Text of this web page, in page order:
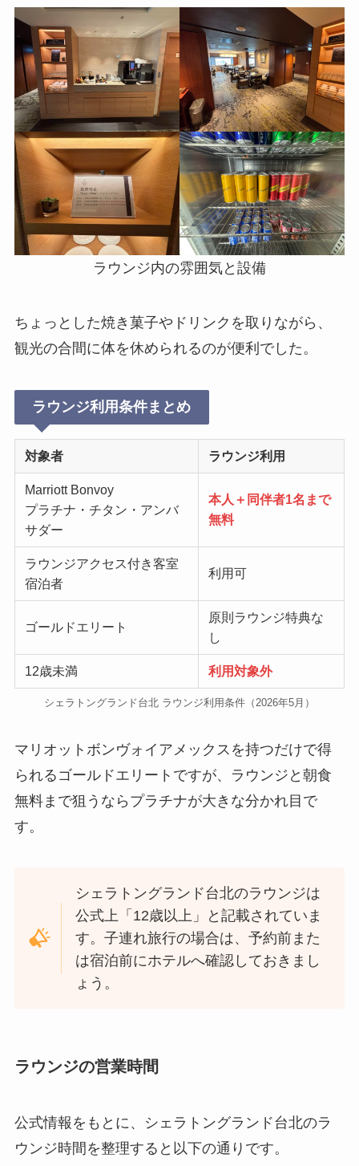
ラウンジ内の雰囲気と設備
ちょっとした焼き菓子やドリンクを取りながら、
観光の合間に体を休められるのが便利でした。
ラウンジ利用条件まとめ
対象者 ラウンジ利用
Marriott Bonvoy
プラチナ・チタン・アンバ
サダー
本人＋同伴者1名まで
無料
ラウンジアクセス付き客室
宿泊者
利用可
ゴールドエリート
原則ラウンジ特典な
し
12歳未満 利用対象外
シェラトングランド台北 ラウンジ利用条件（2026年5月）
マリオットボンヴォイアメックスを持つだけで得
られるゴールドエリートですが、ラウンジと朝食
無料まで狙うならプラチナが大きな分かれ目で
す。
シェラトングランド台北のラウンジは
公式上「12歳以上」と記載されていま
す。子連れ旅行の場合は、予約前また
は宿泊前にホテルへ確認しておきまし
ょう。
ラウンジの営業時間
公式情報をもとに、シェラトングランド台北のラ
ウンジ時間を整理すると以下の通りです。